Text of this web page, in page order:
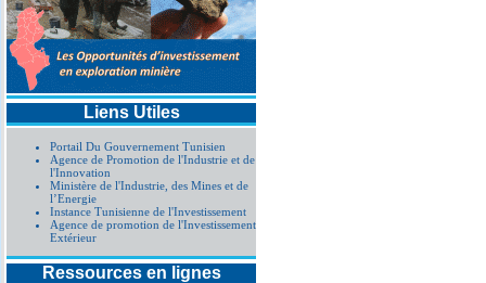
Liens Utiles
Portail Du Gouvernement Tunisien
Agence de Promotion de l'Industrie et de
l'Innovation
Ministère de l'Industrie, des Mines et de
l’Energie
Instance Tunisienne de l'Investissement
Agence de promotion de l'Investissement
Extérieur
Ressources en lignes